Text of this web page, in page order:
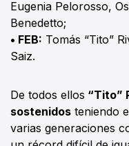
Eugenia Pelorosso,
Benedetto;
• FEB: Tomás “Tito”
Saiz.
De todos ellos “Tito”
sostenidos teniendo
varias generaciones